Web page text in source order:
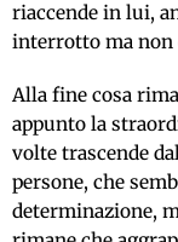
riaccende in lui,
interrotto ma non
Alla fine cosa
appunto la
volte trascende
persone, che
determinazione,